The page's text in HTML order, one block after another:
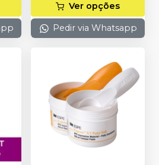
Ver opções
Pedir via Whatsapp